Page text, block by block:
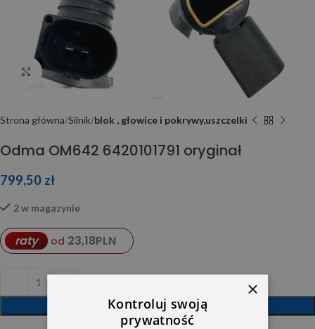
Click to enlarge
Strona główna Silnik blok , głowice i pokrywy,uszczelki
Odma OM642 6420101791 oryginał
799,50 zł
2 w magazynie
raty od 23,18PLN
DODAJ DO KOSZYKA
×
Kontroluj swoją
prywatność